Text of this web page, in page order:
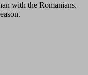
with the Romanians.